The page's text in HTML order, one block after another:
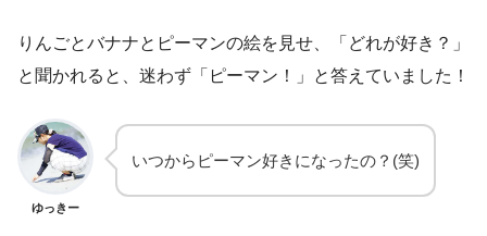
りんごとバナナとピーマンの絵を見せ、「どれが好き？」
と聞かれると、迷わず「ピーマン！」と答えていました！
ゆっきー
いつからピーマン好きになったの？(笑)